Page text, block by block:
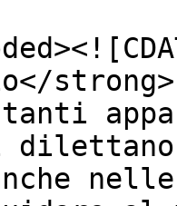
nelle